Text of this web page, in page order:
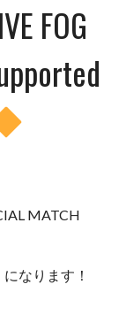
FOG
MATCH
なります！